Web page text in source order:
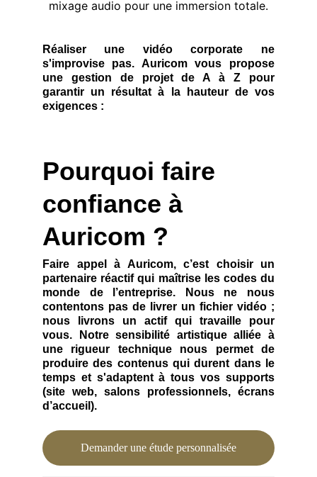
Réaliser une vidéo corporate ne
s'improvise pas. Auricom vous propose
une gestion de projet de A à Z pour
garantir un résultat à la hauteur de vos
exigences :
mixage audio pour une immersion totale.
Pourquoi faire
confiance à
Auricom ?
Faire appel à Auricom, c’est choisir un
partenaire réactif qui maîtrise les codes du
monde de l’entreprise. Nous ne nous
contentons pas de livrer un fichier vidéo ;
nous livrons un actif qui travaille pour
vous. Notre sensibilité artistique alliée à
une rigueur technique nous permet de
produire des contenus qui durent dans le
temps et s'adaptent à tous vos supports
(site web, salons professionnels, écrans
d’accueil).
Demander une étude personnalisée